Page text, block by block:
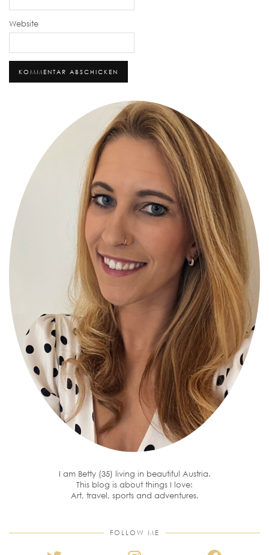
Website
I am Betty (35) living in beautiful Austria.
This blog is about things I love:
Art, travel, sports and adventures.
FOLLOW ME